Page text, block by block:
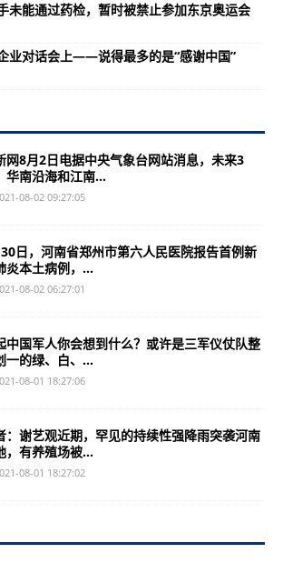
未能通过药检，暂时被禁止参加东京奥运会
业对话会上——说得最多的是“感谢中国”
网8月2日电据中央气象台网站消息，未来3
华南沿海和江南...
08-02 09:27:05
日，河南省郑州市第六人民医院报告首例新
炎本土病例，...
08-02 06:27:01
中国军人你会想到什么？或许是三军仪仗队整
一的绿、白、...
08-01 18:27:06
：谢艺观近期，罕见的持续性强降雨突袭河南
，有养殖场被...
08-01 18:27:02